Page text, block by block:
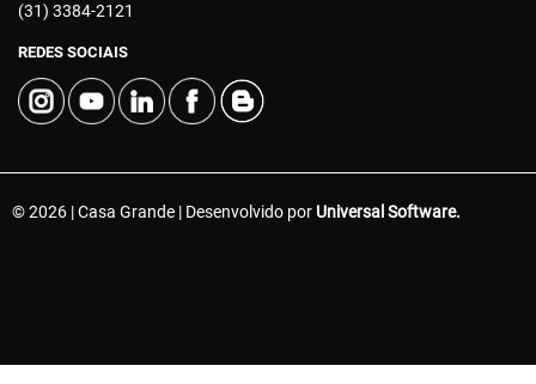
(31) 3384-2121
REDES SOCIAIS
© 2026 | Casa Grande | Desenvolvido por Universal Software.